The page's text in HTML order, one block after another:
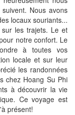
Nous avons
locaux souriants...
sur les trajets. Le et
notre confort. Le
à toutes vos
locale et sur leur
les randonnées
chez Hoang Su Phi
à découvrir la vie
Ce voyage est
présent!